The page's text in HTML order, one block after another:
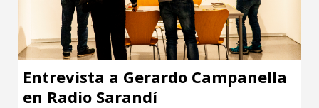
Entrevista a Gerardo Campanella
en Radio Sarandí